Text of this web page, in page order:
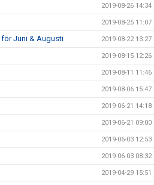
2019-08-26 14:34
2019-08-25 11:07
Juni & Augusti 2019-08-22 13:27
2019-08-15 12:26
2019-08-11 11:46
2019-08-06 15:47
2019-06-21 14:18
2019-06-21 09:00
2019-06-03 12:53
2019-06-03 08:32
2019-04-29 15:51